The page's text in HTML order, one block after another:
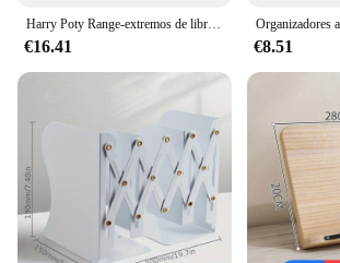
Harry Poty Range-extremos de libros para colección de fans, sujetalibros de Metal resistente, escritorio de oficina para amantes de los libros, suministros de oficina
€16.41 €8.51